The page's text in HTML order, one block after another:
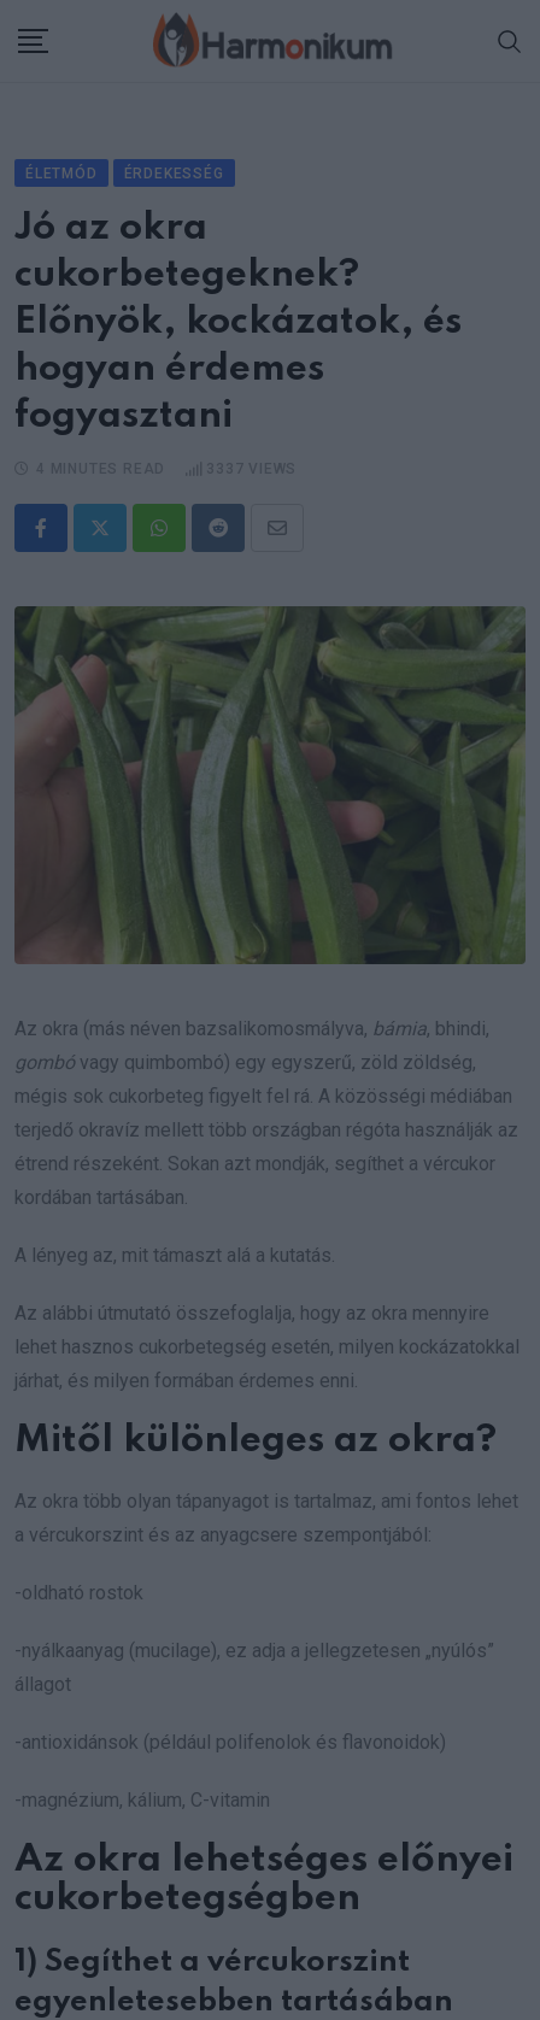
ÉLETMÓD ÉRDEKESSÉG
Jó az okra
cukorbetegeknek?
Előnyök, kockázatok, és
hogyan érdemes
fogyasztani
WhatsappRedditShare
Email
Az okra (más néven bazsalikomosmályva, bámia, bhindi,
gombóvagy quimbombó) egy egyszerű, zöld zöldség,
mégis sok cukorbeteg figyelt fel rá. A közösségi médiában
terjedő okravíz mellett több országban régóta használják az
étrend részeként. Sokan azt mondják, segíthet a vércukor
kordában tartásában.
A lényeg az, mit támaszt alá a kutatás.
Az alábbi útmutató összefoglalja, hogy az okra mennyire
lehet hasznos cukorbetegség esetén, milyen kockázatokkal
járhat, és milyen formában érdemes enni.
Mitől különleges az okra?
Az okra több olyan tápanyagot is tartalmaz, ami fontos lehet
a vércukorszint és az anyagcsere szempontjából:
-oldható rostok
-nyálkaanyag (mucilage), ez adja a jellegzetesen „nyúlós”
állagot
-antioxidánsok (például polifenolok és flavonoidok)
-magnézium, kálium, C-vitamin
Az okra lehetséges előnyei
cukorbetegségben
1) Segíthet a vércukorszint
egyenletesebben tartásában